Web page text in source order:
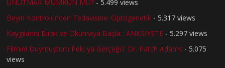
UNUTMAK MÜMKÜN MÜ? - 5.499 views
Beyin Kontrolünden Tedavisine: Optogenetik - 5.317 views
Kaygılarını Bırak ve Okumaya Başla : ANKSİYETE - 5.297 views
Filmini Duymuştum Peki ya Gerçeği?: Dr. Patch Adams - 5.075
views